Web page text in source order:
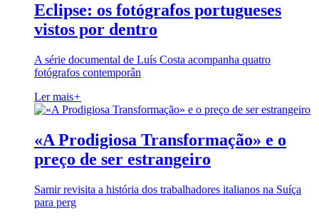
Eclipse: os fotógrafos portugueses
vistos por dentro
A série documental de Luís Costa acompanha quatro
fotógrafos contemporân
Ler mais+
«A Prodigiosa Transformação» e o
preço de ser estrangeiro
Samir revisita a história dos trabalhadores italianos na Suíça
para perg